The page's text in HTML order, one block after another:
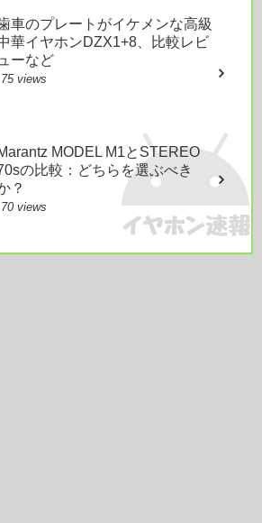
車のプレートがイケメンな高級
華イヤホンDZX1+8、比較レビ
ューなど
75 views
MODEL M1とSTEREO
の比較：どちらを選ぶべき
？
70 views